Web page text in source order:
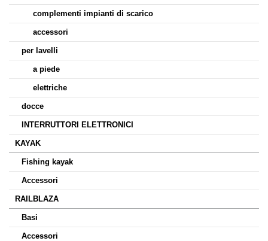
complementi impianti di scarico
accessori
per lavelli
a piede
elettriche
docce
INTERRUTTORI ELETTRONICI
KAYAK
Fishing kayak
Accessori
RAILBLAZA
Basi
Accessori